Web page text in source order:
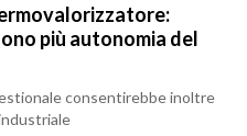
più autonomia del
consentirebbe inoltre